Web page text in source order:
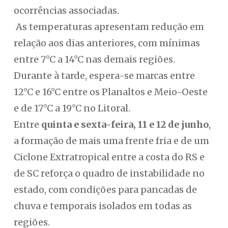
ocorrências associadas.
As temperaturas apresentam redução em
relação aos dias anteriores, com mínimas
entre 7°C a 14°C nas demais regiões.
Durante à tarde, espera-se marcas entre
12°C e 16°C entre os Planaltos e Meio-Oeste
e de 17°C a 19°C no Litoral.
Entre quinta e sexta-feira, 11 e 12 de junho,
a formação de mais uma frente fria e de um
Ciclone Extratropical entre a costa do RS e
de SC reforça o quadro de instabilidade no
estado, com condições para pancadas de
chuva e temporais isolados em todas as
regiões.